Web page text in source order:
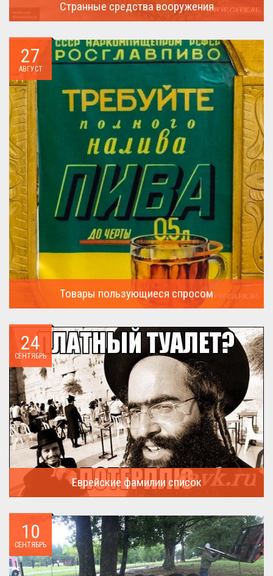
Странные средства вооружения
27
АВГУСТ
Товары пользующиеся спросом
24
СЕНТЯБРЬ
Еврейские фамилии список
10
СЕНТЯБРЬ